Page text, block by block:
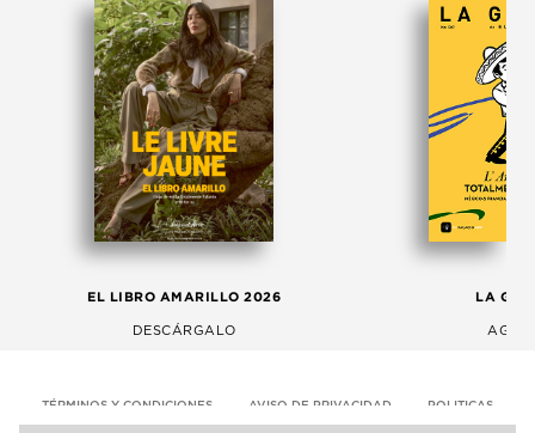
EL LIBRO AMARILLO 2026
DESCÁRGALO
LA
TÉRMINOS Y CONDICIONES AVISO DE PRIVACIDAD POLITICAS